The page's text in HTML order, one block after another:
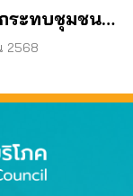
ระทบชุมชน
มายให้
2568